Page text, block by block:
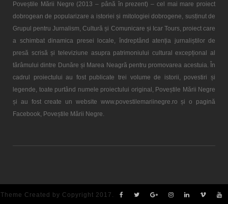
Poveștile Mării Negre (2013 – până în prezent) – cel mai mare proiect
dobrogean de popularizare a istoriei și mitologiei dobrogene, susținut de
Grupul pentru Jurnalism, Cultură și Comunicare și Icar Tours, proiect care
a schimbat dinamica presei locale, îndreptând atenția jurnaliștilor de
presă scrisă și televiziune asupra patrimoniului cultural excepțional al
tărâmului dintre Dunăre și Marea Neagră pentru promovarea acestuia. În
cadrul proiectului au fost publicate trei volume de istorii, povestiri și
legende, toate purtând numele proiectului original, Poveștile Mării Negre
și au fost create un website www.povestilemariinegre.ro și o pagină
Facebook, Poveștile Mării Negre.
Theme Created by Copyright 2017.